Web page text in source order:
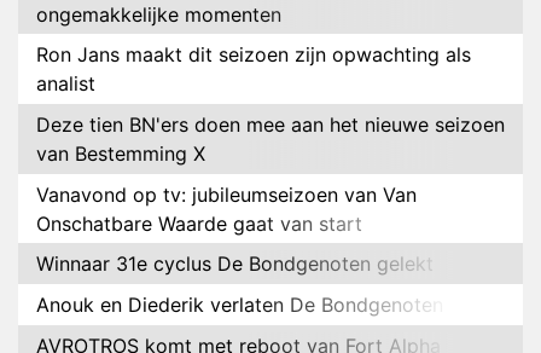
ongemakkelijke momenten
Ron Jans maakt dit seizoen zijn opwachting als
analist
Deze tien BN'ers doen mee aan het nieuwe seizoen
van Bestemming X
Vanavond op tv: jubileumseizoen van Van
Onschatbare Waarde gaat van start
Winnaar 31e cyclus De Bondgenoten gelekt
Anouk en Diederik verlaten De Bondgenoten
AVROTROS komt met reboot van Fort Alpha